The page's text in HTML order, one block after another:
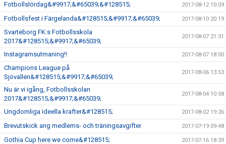
Fotbollslördag&#9917;&#65039;&#128515; 2017-08-12 10:09
Fotbollsfest i Färgelanda&#128515;&#9917;&#65039; 2017-08-10 20:19
Svarteborg FK:s Fotbollsskola
2017&#128515;&#9917;&#65039;
2017-08-07 21:31
Instagramsutmaning!! 2017-08-07 18:00
Champions League på
Sjövallen&#128515;&#9917;&#65039;
2017-08-06 13:53
Nu är vi igång, Fotbollsskolan
2017&#128515;&#9917;&#65039;
2017-08-04 10:58
Ungdomliga ideella krafter&#128515; 2017-08-02 19:26
Brevutskick ang medlems- och träningsavgifter 2017-07-19 09:48
Gothia Cup here we come&#128515; 2017-07-16 18:39